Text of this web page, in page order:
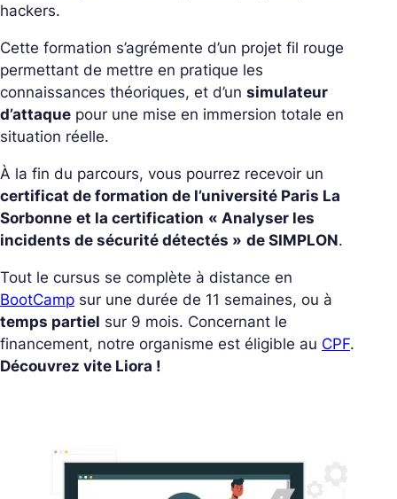
hackers.
Cette formation s’agrémente d’un projet fil rouge
permettant de mettre en pratique les
connaissances théoriques, et d’un simulateur
d’attaque pour une mise en immersion totale en
situation réelle.
À la fin du parcours, vous pourrez recevoir un
certificat de formation de l’université Paris La
Sorbonne et la certification « Analyser les
incidents de sécurité détectés » de SIMPLON.
Tout le cursus se complète à distance en
BootCamp sur une durée de 11 semaines, ou à
temps partiel sur 9 mois. Concernant le
financement, notre organisme est éligible au CPF.
Découvrez vite Liora !